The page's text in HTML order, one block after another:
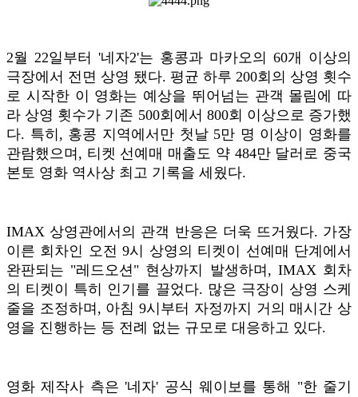
2월 22일부터 '네자2'는 홍콩과 마카오의 60개 이상의
극장에서 전면 상영 됐다. 평균 하루 200회의 상영 횟수
로 시작한 이 영화는 예상을 뛰어넘는 관객 몰림에 따
라 상영 횟수가 기존 500회에서 800회 이상으로 증가했
다. 특히, 홍콩 지역에서만 첫날 5만 명 이상이 영화를
관람했으며, 티켓 선예매 매출도 약 484만 달러로 중국
본토 영화 역사상 최고 기록을 세웠다.
IMAX 상영관에서의 관객 반응은 더욱 뜨거웠다. 가장
이른 회차인 오전 9시 상영의 티켓이 선예매 단계에서
완판되는 "레드오션" 현상까지 발생하며, IMAX 회차
의 티켓이 특히 인기를 끌었다. 많은 극장이 상영 스케
줄을 조정하며, 아침 9시부터 자정까지 거의 매시간 상
영을 진행하는 등 전례 없는 규모로 대응하고 있다.
영화 제작사 측은 '네자' 공식 웨이보를 통해 "한 줄기